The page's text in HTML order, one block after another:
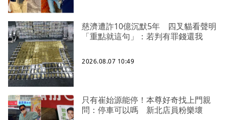
慈濟遭詐10億沉默5年 四叉貓看聲明
「重點就這句」：若判有罪錢還我
2026.08.07 10:49
只有崔始源能停！本尊好奇找上門親
問：停車可以嗎 新北店員粉樂壞